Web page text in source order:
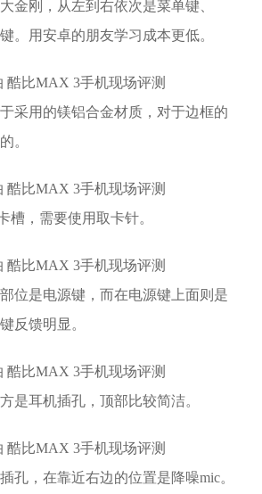
金刚，从左到右依次是菜单键、
。用安卓的朋友学习成本更低。
采用的镁铝合金材质，对于边框的
。
槽，需要使用取卡针。
位是电源键，而在电源键上面则是
反馈明显。
是耳机插孔，顶部比较简洁。
孔，在靠近右边的位置是降噪mic。